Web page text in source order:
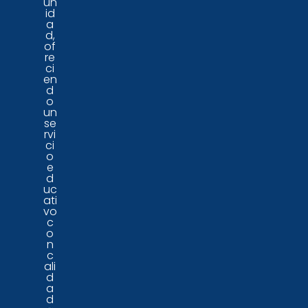
id
a
d,
of
re
ci
en
d
o
un
se
rvi
ci
o
e
d
uc
ati
vo
c
o
n
c
ali
d
a
d